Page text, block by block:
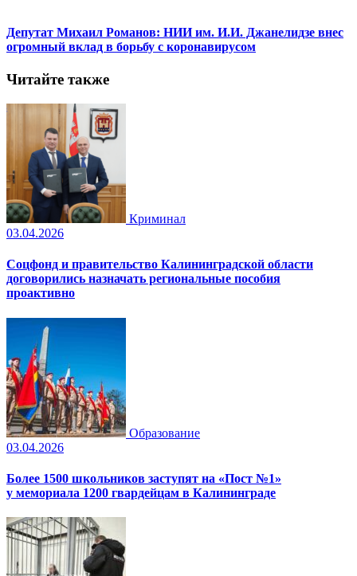
Депутат Михаил Романов: НИИ им. И.И. Джанелидзе внес
огромный вклад в борьбу с коронавирусом
Читайте также
Криминал
03.04.2026
Соцфонд и правительство Калининградской области
договорились назначать региональные пособия
проактивно
Образование
03.04.2026
Более 1500 школьников заступят на «Пост №1»
у мемориала 1200 гвардейцам в Калининграде